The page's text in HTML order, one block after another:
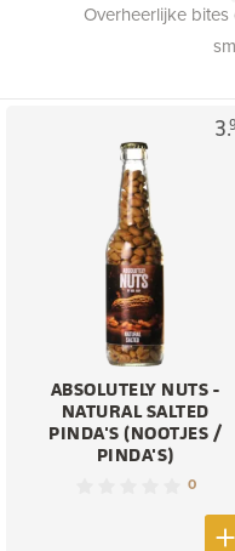
Overheerlijke
3.
ABSOLUTELY NUTS -
NATURAL SALTED
PINDA'S (NOOTJES /
PINDA'S)
0